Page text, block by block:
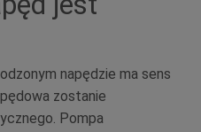
napędzie ma sens
zostanie
Pompa